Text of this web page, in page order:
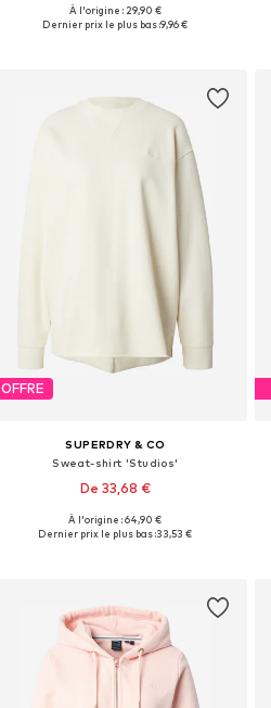
+7
Tailles disponibles: XS, S, M, L, XL
À l'origine : 29,90 €
Dernier prix le plus bas :9,96 €
OFFRE
SUPERDRY & CO
Sweat-shirt 'Studios'
De 33,68 €
Tailles disponibles: S, M, L
À l'origine : 64,90 €
Dernier prix le plus bas :33,53 €